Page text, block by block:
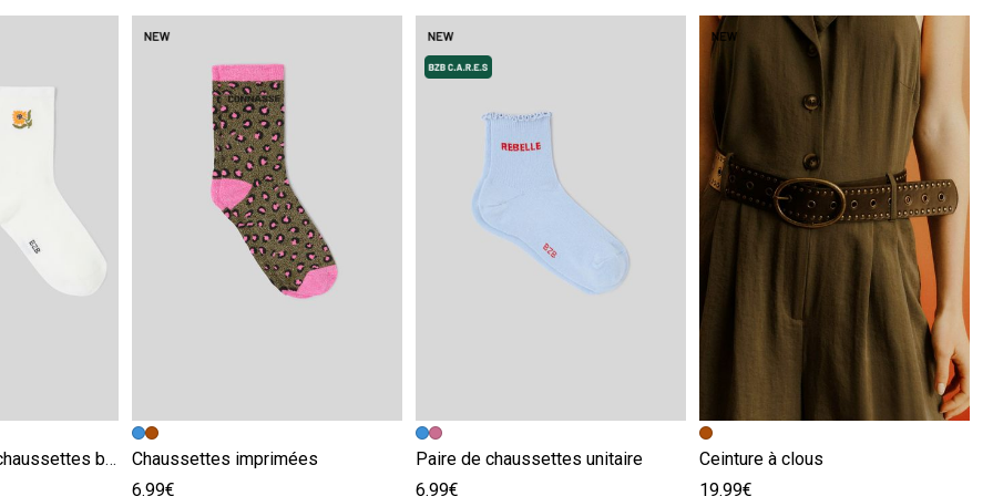
Lot de 2 paires de chaussettes brodées
Image précédente
Image suivante
Chaussettes imprimées
6.99€
Image précédente
Image suivante
Paire de chaussettes unitaire
6.99€
Image précédente
Image suivante
Ceinture à clous
19.99€